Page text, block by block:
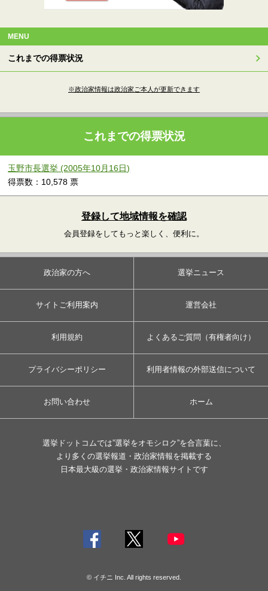
MENU
これまでの得票状況
※政治家情報は政治家ご本人が更新できます
これまでの得票状況
玉野市長選挙 (2005年10月16日)
得票数：10,578 票
登録して地域情報を確認
会員登録をしてもっと楽しく、便利に。
政治家の方へ 選挙ニュース
サイトご利用案内 運営会社
利用規約 よくあるご質問（有権者向け）
プライバシーポリシー 利用者情報の外部送信について
お問い合わせ ホーム
選挙ドットコムでは”選挙をオモシロク”を合言葉に、
より多くの選挙報道・政治家情報を掲載する
日本最大級の選挙・政治家情報サイトです
© イチニ Inc. All rights reserved.